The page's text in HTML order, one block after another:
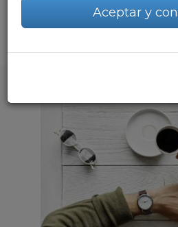
Aceptar y